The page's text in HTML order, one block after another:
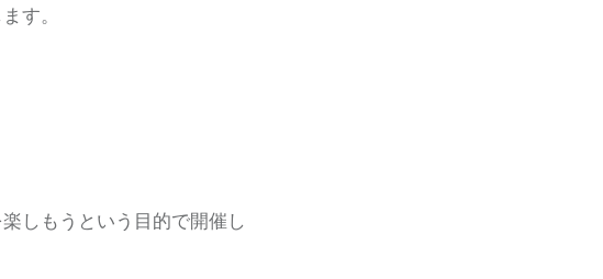
す。
しもうという目的で開催し